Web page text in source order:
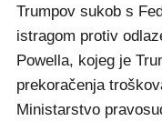
Trumpov sukob s
istragom protiv
Powella, kojeg je
prekoračenja
Ministarstvo